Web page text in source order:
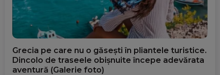
Grecia pe care nu o găsești în pliantele turistice.
Dincolo de traseele obișnuite începe adevărata
aventură (Galerie foto)